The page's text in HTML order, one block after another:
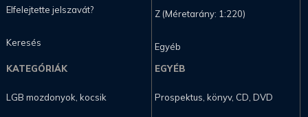
Elfelejtette jelszavát?
Keresés
Z (Méretarány: 1:220)
Egyéb
KATEGÓRIÁK
LGB mozdonyok, kocsik
EGYÉB
Prospektus, könyv, CD, DVD